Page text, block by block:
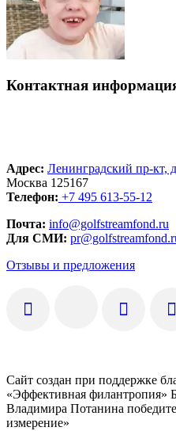
Контактная
Адрес: Ленинградский пр-кт,
Москва 125167
Телефон: +7 495 613-55-12
Почта: info@golfstreamfond.ru
Для СМИ:
Отзывы и предложения
Сайт создан при поддержке
«Эффективная филантропия»
Владимира Потанина
измерение»